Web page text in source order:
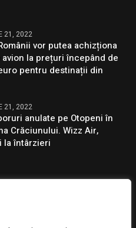
21, 2022
vor putea achizționa
la prețuri începând de
pentru destinații din
21, 2022
anulate pe Otopeni în
Crăciunului. Wizz Air,
la întârzieri